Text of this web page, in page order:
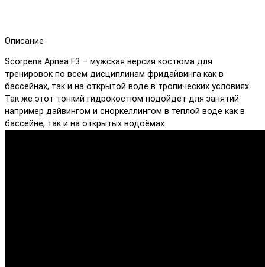
Описание
Scorpena Apnea F3 – мужская версия костюма для
тренировок по всем дисциплинам фридайвинга как в
бассейнах, так и на открытой воде в тропических условиях.
Так же этот тонкий гидрокостюм подойдет для занятий
например дайвингом и сноркеллингом в тёплой воде как в
бассейне, так и на открытых водоёмах.